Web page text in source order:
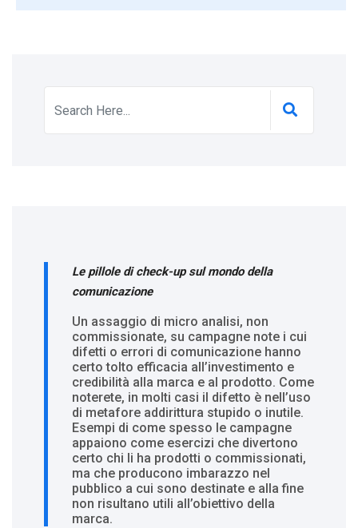
Le pillole di check-up sul mondo della
comunicazione
Un assaggio di micro analisi, non
commissionate, su campagne note i cui
difetti o errori di comunicazione hanno
certo tolto efficacia all’investimento e
credibilità alla marca e al prodotto. Come
noterete, in molti casi il difetto è nell’uso
di metafore addirittura stupido o inutile.
Esempi di come spesso le campagne
appaiono come esercizi che divertono
certo chi li ha prodotti o commissionati,
ma che producono imbarazzo nel
pubblico a cui sono destinate e alla fine
non risultano utili all’obiettivo della
marca.